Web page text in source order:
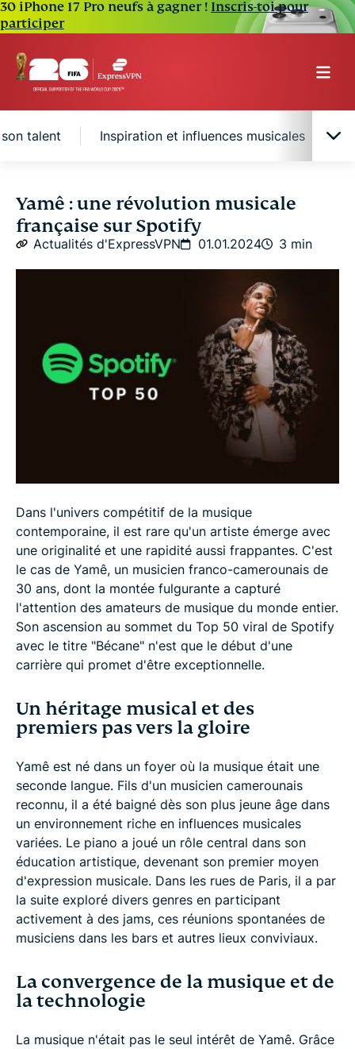
30 iPhone 17 Pro neufs à gagner ! Inscris-toi pour
participer
talent Inspiration et influences musicales
Un héritage musical et des premiers pas vers la
gloire
"ELOWI" : Un projet révélateur de son talent
Inspiration et influences musicales
L’exploit sur Spotify et TikTok : Un avenir
L'Impact de "Bécane" et la résonance culturelle
Perspectives d'avenir et conclusion
Yamê : une révolution musicale
française sur Spotify
Actualités d'ExpressVPN 01.01.2024 3 min
Dans l'univers compétitif de la musique
contemporaine, il est rare qu'un artiste émerge avec
une originalité et une rapidité aussi frappantes. C'est
le cas de Yamê, un musicien franco-camerounais de
30 ans, dont la montée fulgurante a capturé
l'attention des amateurs de musique du monde entier.
Son ascension au sommet du Top 50 viral de Spotify
avec le titre "Bécane" n'est que le début d'une
carrière qui promet d'être exceptionnelle.
Un héritage musical et des
premiers pas vers la gloire
Yamê est né dans un foyer où la musique était une
seconde langue. Fils d'un musicien camerounais
reconnu, il a été baigné dès son plus jeune âge dans
un environnement riche en influences musicales
variées. Le piano a joué un rôle central dans son
éducation artistique, devenant son premier moyen
d'expression musicale. Dans les rues de Paris, il a par
la suite exploré divers genres en participant
activement à des jams, ces réunions spontanées de
musiciens dans les bars et autres lieux conviviaux.
La convergence de la musique et de
la technologie
La musique n'était pas le seul intérêt de Yamê. Grâce